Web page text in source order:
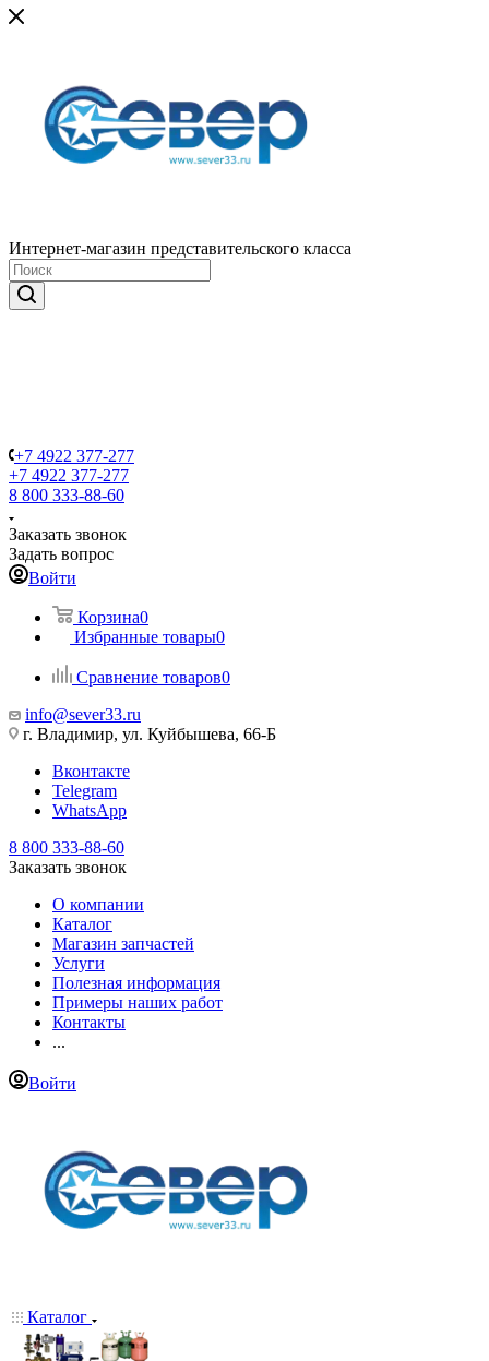
Интернет-магазин представительского класса
+7 4922 377-277
+7 4922 377-277
8 800 333-88-60
Заказать звонок
Задать вопрос
Войти
Корзина0
Избранные товары0
Сравнение товаров0
info@sever33.ru
г. Владимир, ул. Куйбышева, 66-Б
Вконтакте
Telegram
WhatsApp
8 800 333-88-60
Заказать звонок
О компании
Каталог
Магазин запчастей
Услуги
Полезная информация
Примеры наших работ
Контакты
...
Войти
Каталог